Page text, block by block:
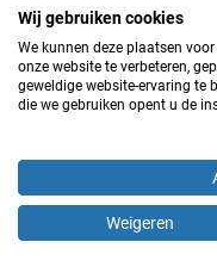
Tandartspraktijk
Tandarts
Palmstraat 82-
Netherlands
Tandarts
Kastelenstraat
Netherlands
Wij gebruiken cookies
We kunnen deze plaatsen
onze website te verbeteren,
geweldige website-ervaring te
die we gebruiken opent u de
Weigeren